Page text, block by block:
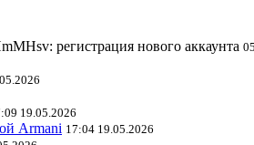
регистрация нового аккаунта
19.05.2026
Armani 17:04 19.05.2026